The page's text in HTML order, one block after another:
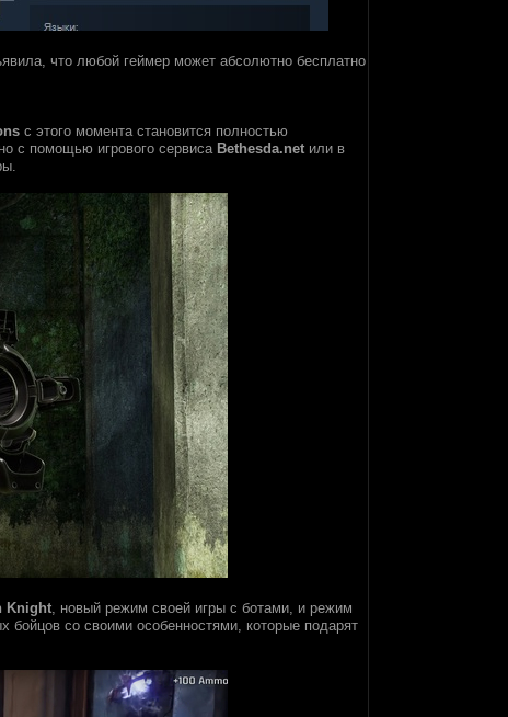
что любой геймер может абсолютно бесплатно
с этого момента становится полностью
с помощью игрового сервиса Bethesda.net или в
Knight, новый режим своей игры с ботами, и режим
бойцов со своими особенностями, которые подарят